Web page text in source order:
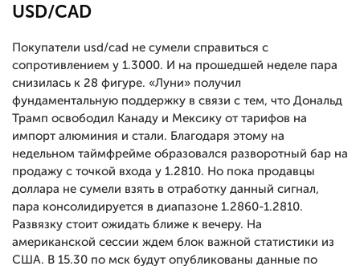
USD/CAD
Покупатели usd/cad не сумели справиться с
сопротивлением у 1.3000. И на прошедшей неделе пара
снизилась к 28 фигуре. «Луни» получил
фундаментальную поддержку в связи с тем, что Дональд
Трамп освободил Канаду и Мексику от тарифов на
импорт алюминия и стали. Благодаря этому на
недельном таймфрейме образовался разворотный бар на
продажу с точкой входа у 1.2810. Но пока продавцы
доллара не сумели взять в отработку данный сигнал,
пара консолидируется в диапазоне 1.2860-1.2810.
Развязку стоит ожидать ближе к вечеру. На
американской сессии ждем блок важной статистики из
США. В 15.30 по мск будут опубликованы данные по